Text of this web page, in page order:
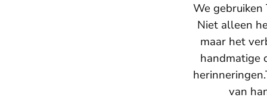
We
Niet alleen
maar het
handmatige
van